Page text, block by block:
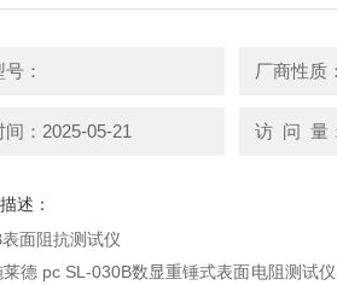
： 厂商性质
间：2025-05-21 访 问 量
述：
面阻抗测试仪
德 pc SL-030B数显重锤式表面电阻测试